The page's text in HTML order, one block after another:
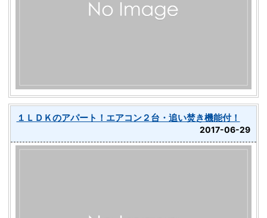
１ＬＤＫのアパート！エアコン２台・追い焚き機能付！
2017-06-29